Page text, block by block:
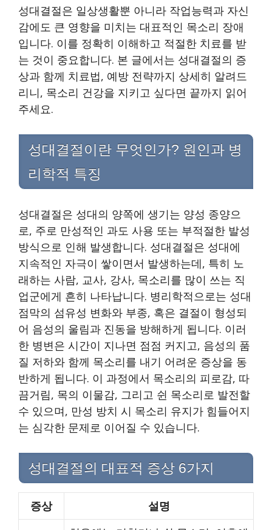
성대결절은 일상생활뿐 아니라 작업능력과 자신
감에도 큰 영향을 미치는 대표적인 목소리 장애
입니다. 이를 정확히 이해하고 적절한 치료를 받
는 것이 중요합니다. 본 글에서는 성대결절의 증
상과 함께 치료법, 예방 전략까지 상세히 알려드
리니, 목소리 건강을 지키고 싶다면 끝까지 읽어
주세요.
성대결절이란 무엇인가? 원인과 병
리학적 특징
성대결절은 성대의 양쪽에 생기는 양성 종양으
로, 주로 만성적인 과도 사용 또는 부적절한 발성
방식으로 인해 발생합니다. 성대결절은 성대에
지속적인 자극이 쌓이면서 발생하는데, 특히 노
래하는 사람, 교사, 강사, 목소리를 많이 쓰는 직
업군에게 흔히 나타납니다. 병리학적으로는 성대
점막의 섬유성 변화와 부종, 혹은 결절이 형성되
어 음성의 울림과 진동을 방해하게 됩니다. 이러
한 병변은 시간이 지나면 점점 커지고, 음성의 품
질 저하와 함께 목소리를 내기 어려운 증상을 동
반하게 됩니다. 이 과정에서 목소리의 피로감, 따
끔거림, 목의 이물감, 그리고 쉰 목소리로 발전할
수 있으며, 만성 방치 시 목소리 유지가 힘들어지
는 심각한 문제로 이어질 수 있습니다.
성대결절의 대표적 증상 6가지
증상
설명